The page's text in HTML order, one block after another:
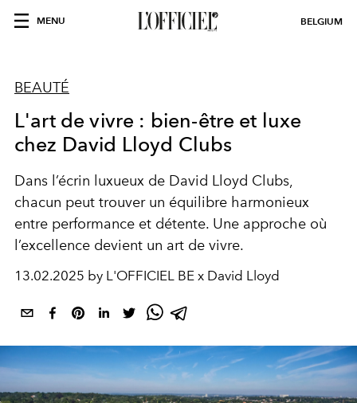
MENU BELGIUM
BEAUTÉ
L'art de vivre : bien-être et luxe
chez David Lloyd Clubs
Dans l’écrin luxueux de David Lloyd Clubs,
chacun peut trouver un équilibre harmonieux
entre performance et détente. Une approche où
l’excellence devient un art de vivre.
13.02.2025 by L'OFFICIEL BE x David Lloyd